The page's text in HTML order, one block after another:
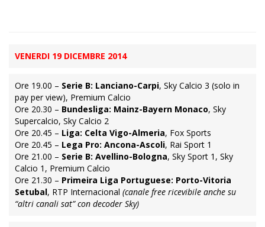
VENERDI 19 DICEMBRE 2014
Ore 19.00 – Serie B: Lanciano-Carpi, Sky Calcio 3 (solo in
pay per view), Premium Calcio
Ore 20.30 – Bundesliga: Mainz-Bayern Monaco, Sky
Supercalcio, Sky Calcio 2
Ore 20.45 – Liga: Celta Vigo-Almeria, Fox Sports
Ore 20.45 – Lega Pro: Ancona-Ascoli, Rai Sport 1
Ore 21.00 – Serie B: Avellino-Bologna, Sky Sport 1, Sky
Calcio 1, Premium Calcio
Ore 21.30 – Primeira Liga Portuguese: Porto-Vitoria
Setubal, RTP Internacional (canale free ricevibile anche su
“altri canali sat” con decoder Sky)